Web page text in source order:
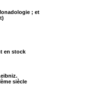
; et
en stock
siècle